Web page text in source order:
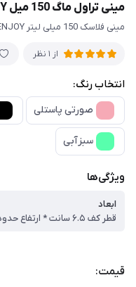
مینی تراول ماگ 150 میل ENJOY اینجوی بند چرمی
مینی فلاسک 150 میلی لیتر ENJOY
از 1 نظر
انتخاب رنگ:
صورتی پاستلی
سبزآبی
ویژگی‌ها
ابعاد
قیمت: